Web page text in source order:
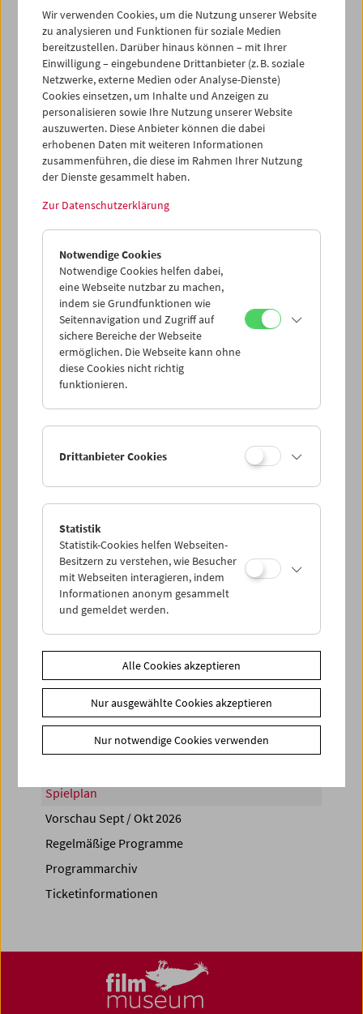
23
25 27
29
30
31 01 02 03 04
iCalender
Programmheft-PDF
English language or subtitles
< Vorherige Woche
Mo 16.8.
Di 17.8.
Mi 18.8.
Do 19.8.
Sa 21.8.
PROGRAMM ÜBERBLICK
Share on
Spielplan
Vorschau Sept / Okt 2026
Regelmäßige Programme
Programmarchiv
Ticketinformationen
Wir verwenden Cookies, um die Nutzung unserer Website
zu analysieren und Funktionen für soziale Medien
bereitzustellen. Darüber hinaus können – mit Ihrer
Einwilligung – eingebundene Drittanbieter (z. B. soziale
Netzwerke, externe Medien oder Analyse-Dienste)
Cookies einsetzen, um Inhalte und Anzeigen zu
personalisieren sowie Ihre Nutzung unserer Website
auszuwerten. Diese Anbieter können die dabei
erhobenen Daten mit weiteren Informationen
zusammenführen, die diese im Rahmen Ihrer Nutzung
der Dienste gesammelt haben.
Zur Datenschutzerklärung
Notwendige Cookies
Notwendige Cookies helfen dabei,
eine Webseite nutzbar zu machen,
indem sie Grundfunktionen wie
Seitennavigation und Zugriff auf
sichere Bereiche der Webseite
ermöglichen. Die Webseite kann ohne
diese Cookies nicht richtig
funktionieren.
Drittanbieter Cookies
Statistik
Statistik-Cookies helfen Webseiten-
Besitzern zu verstehen, wie Besucher
mit Webseiten interagieren, indem
Informationen anonym gesammelt
und gemeldet werden.
Alle Cookies akzeptieren
Nur ausgewählte Cookies akzeptieren
Nur notwendige Cookies verwenden